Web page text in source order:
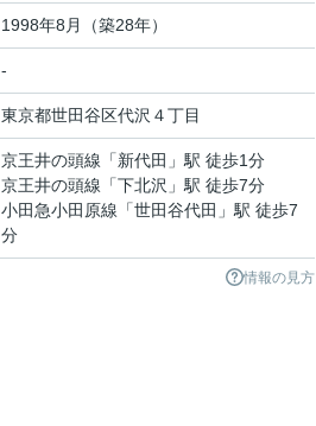
1998年8月（築28年）
-
東京都世田谷区代沢 ４丁目
京王井の頭線 「新代田 」駅 徒歩1分
京王井の頭線 「下北沢 」駅 徒歩7分
小田急小田原線 「世田谷代田 」駅 徒歩7
分
情報の見方